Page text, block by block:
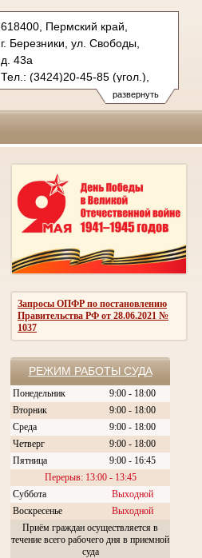
развернуть
618400, Пермский край,
г. Березники, ул. Свободы,
д. 43а
Тел.: (3424)20-45-85 (угол.),
(3424)20-45-90 (гражд.)
bereznikovsky.perm@sudrf.ru
Запросы ОПФР по постановлению
Правительства РФ от 28.06.2021 №
1037
РЕЖИМ РАБОТЫ СУДА
Понедельник
9:00 - 18:00
Вторник
9:00 - 18:00
Среда
9:00 - 18:00
Четверг
9:00 - 18:00
Пятница
9:00 - 16:45
Перерыв: 13:00 - 13:45
Суббота
Выходной
Воскресенье
Выходной
Приём граждан осуществляется в
течение всего рабочего дня в приемной
суда